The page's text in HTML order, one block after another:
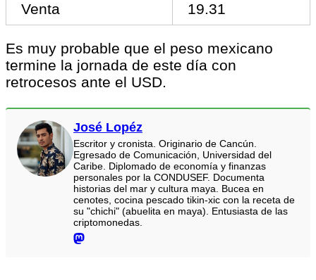
Venta
19.31
Es muy probable que el peso mexicano
termine la jornada de este día con
retrocesos ante el USD.
José Lopéz
Escritor y cronista. Originario de Cancún.
Egresado de Comunicación, Universidad del
Caribe. Diplomado de economía y finanzas
personales por la CONDUSEF. Documenta
historias del mar y cultura maya. Bucea en
cenotes, cocina pescado tikin-xic con la receta de
su "chichi" (abuelita en maya). Entusiasta de las
criptomonedas.